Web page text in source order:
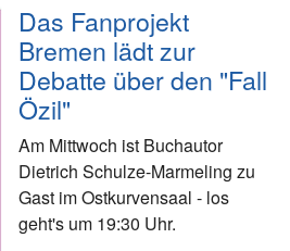
Das Fanprojekt
Bremen lädt zur
Debatte über den "Fall
Özil"
Am Mittwoch ist Buchautor
Dietrich Schulze-Marmeling zu
Gast im Ostkurvensaal - los
geht's um 19:30 Uhr.